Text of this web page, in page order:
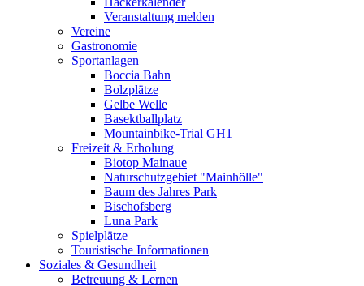
Veranstaltung melden
Vereine
Gastronomie
Sportanlagen
Boccia Bahn
Bolzplätze
Gelbe Welle
Basektballplatz
Mountainbike-Trial GH1
Freizeit & Erholung
Biotop Mainaue
Naturschutzgebiet "Mainhölle"
Baum des Jahres Park
Bischofsberg
Luna Park
Spielplätze
Touristische Informationen
Soziales & Gesundheit
Betreuung & Lernen